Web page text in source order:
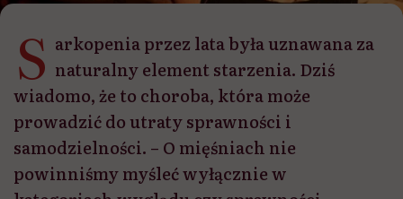
S arkopenia przez lata była uznawana za
naturalny element starzenia. Dziś
wiadomo, że to choroba, która może
prowadzić do utraty sprawności i
samodzielności. – O mięśniach nie
powinniśmy myśleć wyłącznie w